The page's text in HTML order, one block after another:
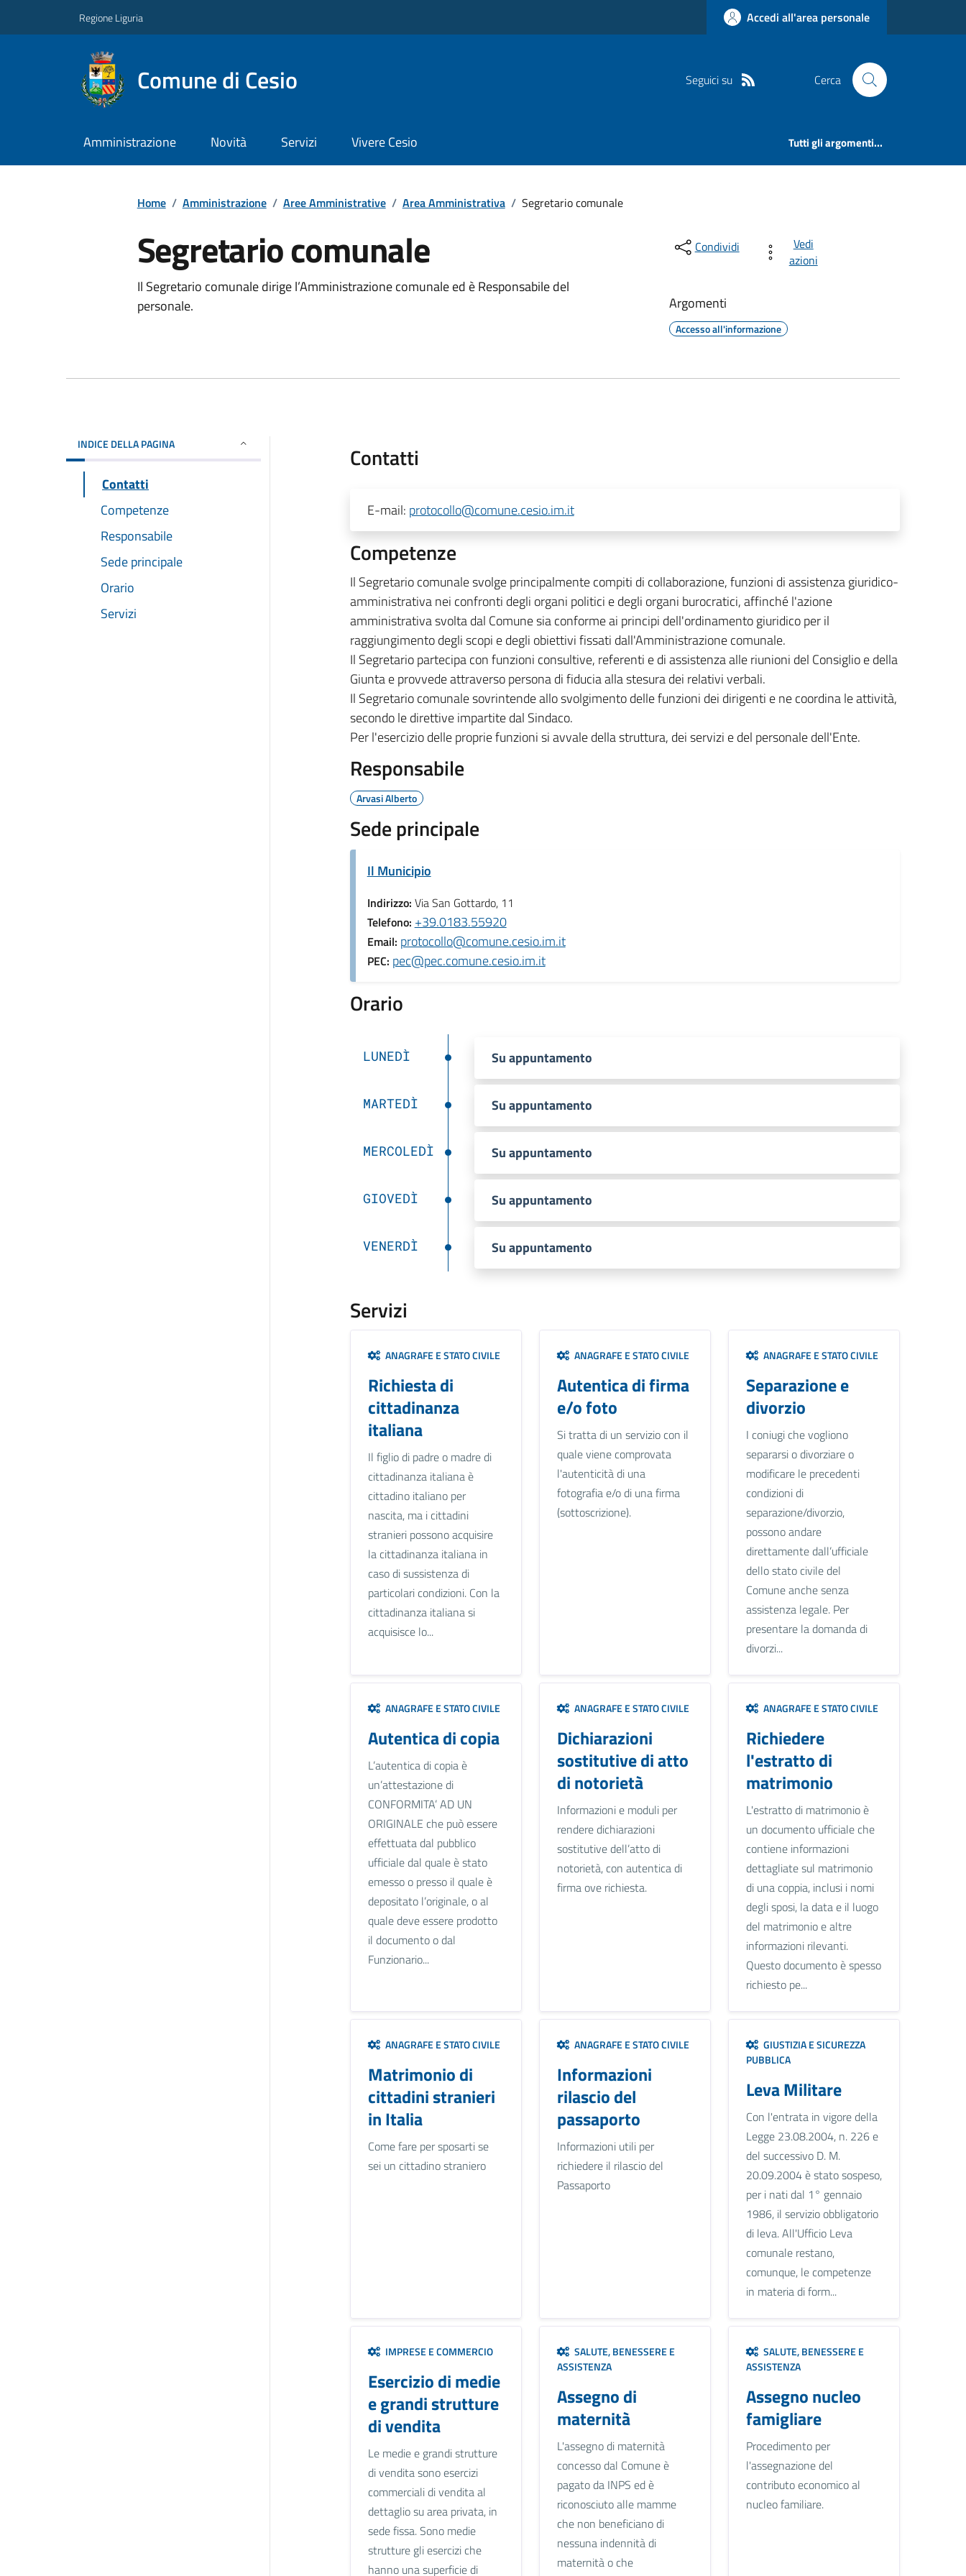
Regione Liguria Accedi all'area personale
Comune di Cesio Seguici su Cerca
Amministrazione Novità Servizi Vivere Cesio Tutti gli argomenti...
Home / Amministrazione / Aree Amministrative / Area Amministrativa / Segretario comunale
Segretario comunale
Il Segretario comunale dirige l’Amministrazione comunale ed è Responsabile del
personale.
Condividi
Vedi
azioni
Argomenti
Accesso all'informazione
INDICE DELLA PAGINA
Contatti
Competenze
Responsabile
Sede principale
Orario
Servizi
Contatti
E-mail: protocollo@comune.cesio.im.it
Competenze
Il Segretario comunale svolge principalmente compiti di collaborazione, funzioni di assistenza giuridico-
amministrativa nei confronti degli organi politici e degli organi burocratici, affinché l'azione
amministrativa svolta dal Comune sia conforme ai principi dell'ordinamento giuridico per il
raggiungimento degli scopi e degli obiettivi fissati dall'Amministrazione comunale.
Il Segretario partecipa con funzioni consultive, referenti e di assistenza alle riunioni del Consiglio e della
Giunta e provvede attraverso persona di fiducia alla stesura dei relativi verbali.
Il Segretario comunale sovrintende allo svolgimento delle funzioni dei dirigenti e ne coordina le attività,
secondo le direttive impartite dal Sindaco.
Per l'esercizio delle proprie funzioni si avvale della struttura, dei servizi e del personale dell'Ente.
Responsabile
Arvasi Alberto
Sede principale
Il Municipio
Indirizzo: Via San Gottardo, 11
Telefono: +39.0183.55920
Email: protocollo@comune.cesio.im.it
PEC: pec@pec.comune.cesio.im.it
Orario
LUNEDÌ Su appuntamento
MARTEDÌ Su appuntamento
MERCOLEDÌ Su appuntamento
GIOVEDÌ Su appuntamento
VENERDÌ Su appuntamento
Servizi
ANAGRAFE E STATO CIVILE
Richiesta di
cittadinanza
italiana
Il figlio di padre o madre di
cittadinanza italiana è
cittadino italiano per
nascita, ma i cittadini
stranieri possono acquisire
la cittadinanza italiana in
caso di sussistenza di
particolari condizioni. Con la
cittadinanza italiana si
acquisisce lo...
ANAGRAFE E STATO CIVILE
Autentica di firma
e/o foto
Si tratta di un servizio con il
quale viene comprovata
l'autenticità di una
fotografia e/o di una firma
(sottoscrizione).
ANAGRAFE E STATO CIVILE
Separazione e
divorzio
I coniugi che vogliono
separarsi o divorziare o
modificare le precedenti
condizioni di
separazione/divorzio,
possono andare
direttamente dall’ufficiale
dello stato civile del
Comune anche senza
assistenza legale. Per
presentare la domanda di
divorzi...
ANAGRAFE E STATO CIVILE
Autentica di copia
L’autentica di copia è
un’attestazione di
CONFORMITA’ AD UN
ORIGINALE che può essere
effettuata dal pubblico
ufficiale dal quale è stato
emesso o presso il quale è
depositato l’originale, o al
quale deve essere prodotto
il documento o dal
Funzionario...
ANAGRAFE E STATO CIVILE
Dichiarazioni
sostitutive di atto
di notorietà
Informazioni e moduli per
rendere dichiarazioni
sostitutive dell’atto di
notorietà, con autentica di
firma ove richiesta.
ANAGRAFE E STATO CIVILE
Richiedere
l'estratto di
matrimonio
L'estratto di matrimonio è
un documento ufficiale che
contiene informazioni
dettagliate sul matrimonio
di una coppia, inclusi i nomi
degli sposi, la data e il luogo
del matrimonio e altre
informazioni rilevanti.
Questo documento è spesso
richiesto pe...
ANAGRAFE E STATO CIVILE
Matrimonio di
cittadini stranieri
in Italia
Come fare per sposarti se
sei un cittadino straniero
ANAGRAFE E STATO CIVILE
Informazioni
rilascio del
passaporto
Informazioni utili per
richiedere il rilascio del
Passaporto
GIUSTIZIA E SICUREZZA
PUBBLICA
Leva Militare
Con l'entrata in vigore della
Legge 23.08.2004, n. 226 e
del successivo D. M.
20.09.2004 è stato sospeso,
per i nati dal 1° gennaio
1986, il servizio obbligatorio
di leva. All'Ufficio Leva
comunale restano,
comunque, le competenze
in materia di form...
IMPRESE E COMMERCIO
Esercizio di medie
e grandi strutture
di vendita
Le medie e grandi strutture
di vendita sono esercizi
commerciali di vendita al
dettaglio su area privata, in
sede fissa. Sono medie
strutture gli esercizi che
hanno una superficie di
SALUTE, BENESSERE E
ASSISTENZA
Assegno di
maternità
L'assegno di maternità
concesso dal Comune è
pagato da INPS ed è
riconosciuto alle mamme
che non beneficiano di
nessuna indennità di
maternità o che
SALUTE, BENESSERE E
ASSISTENZA
Assegno nucleo
famigliare
Procedimento per
l'assegnazione del
contributo economico al
nucleo familiare.